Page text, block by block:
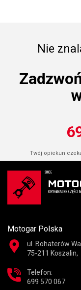
Nie
Twój opiekun
Motogar Polska
ul. Bohaterów
75-211 Koszalin,
Telefon:
699 570 067